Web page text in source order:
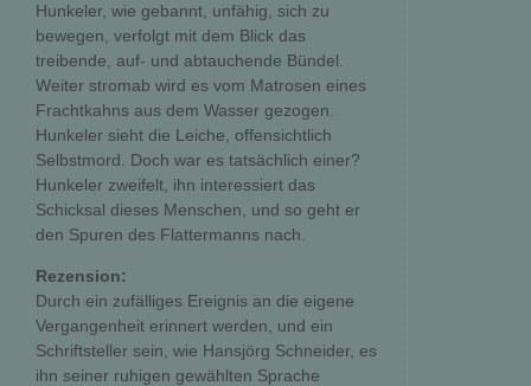
Hunkeler, wie gebannt, unfähig, sich zu
bewegen, verfolgt mit dem Blick das
treibende, auf- und abtauchende Bündel.
Weiter stromab wird es vom Matrosen eines
Frachtkahns aus dem Wasser gezogen.
Hunkeler sieht die Leiche, offensichtlich
Selbstmord. Doch war es tatsächlich einer?
Hunkeler zweifelt, ihn interessiert das
Schicksal dieses Menschen, und so geht er
den Spuren des Flattermanns nach.
Rezension:
Durch ein zufälliges Ereignis an die eigene
Vergangenheit erinnert werden, und ein
Schriftsteller sein, wie Hansjörg Schneider, es
ihn seiner ruhigen gewählten Sprache